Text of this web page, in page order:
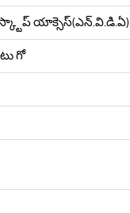
యాక్సెస్(ఎన్.వి.డి.ఏ)
గో